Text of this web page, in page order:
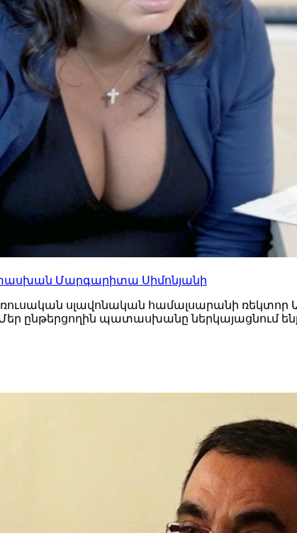
Մարգարիտա Սիմոնյանի
սլավոնական համալսարանի
Մեր ընթերցողին պատասխանը ներկայացնում